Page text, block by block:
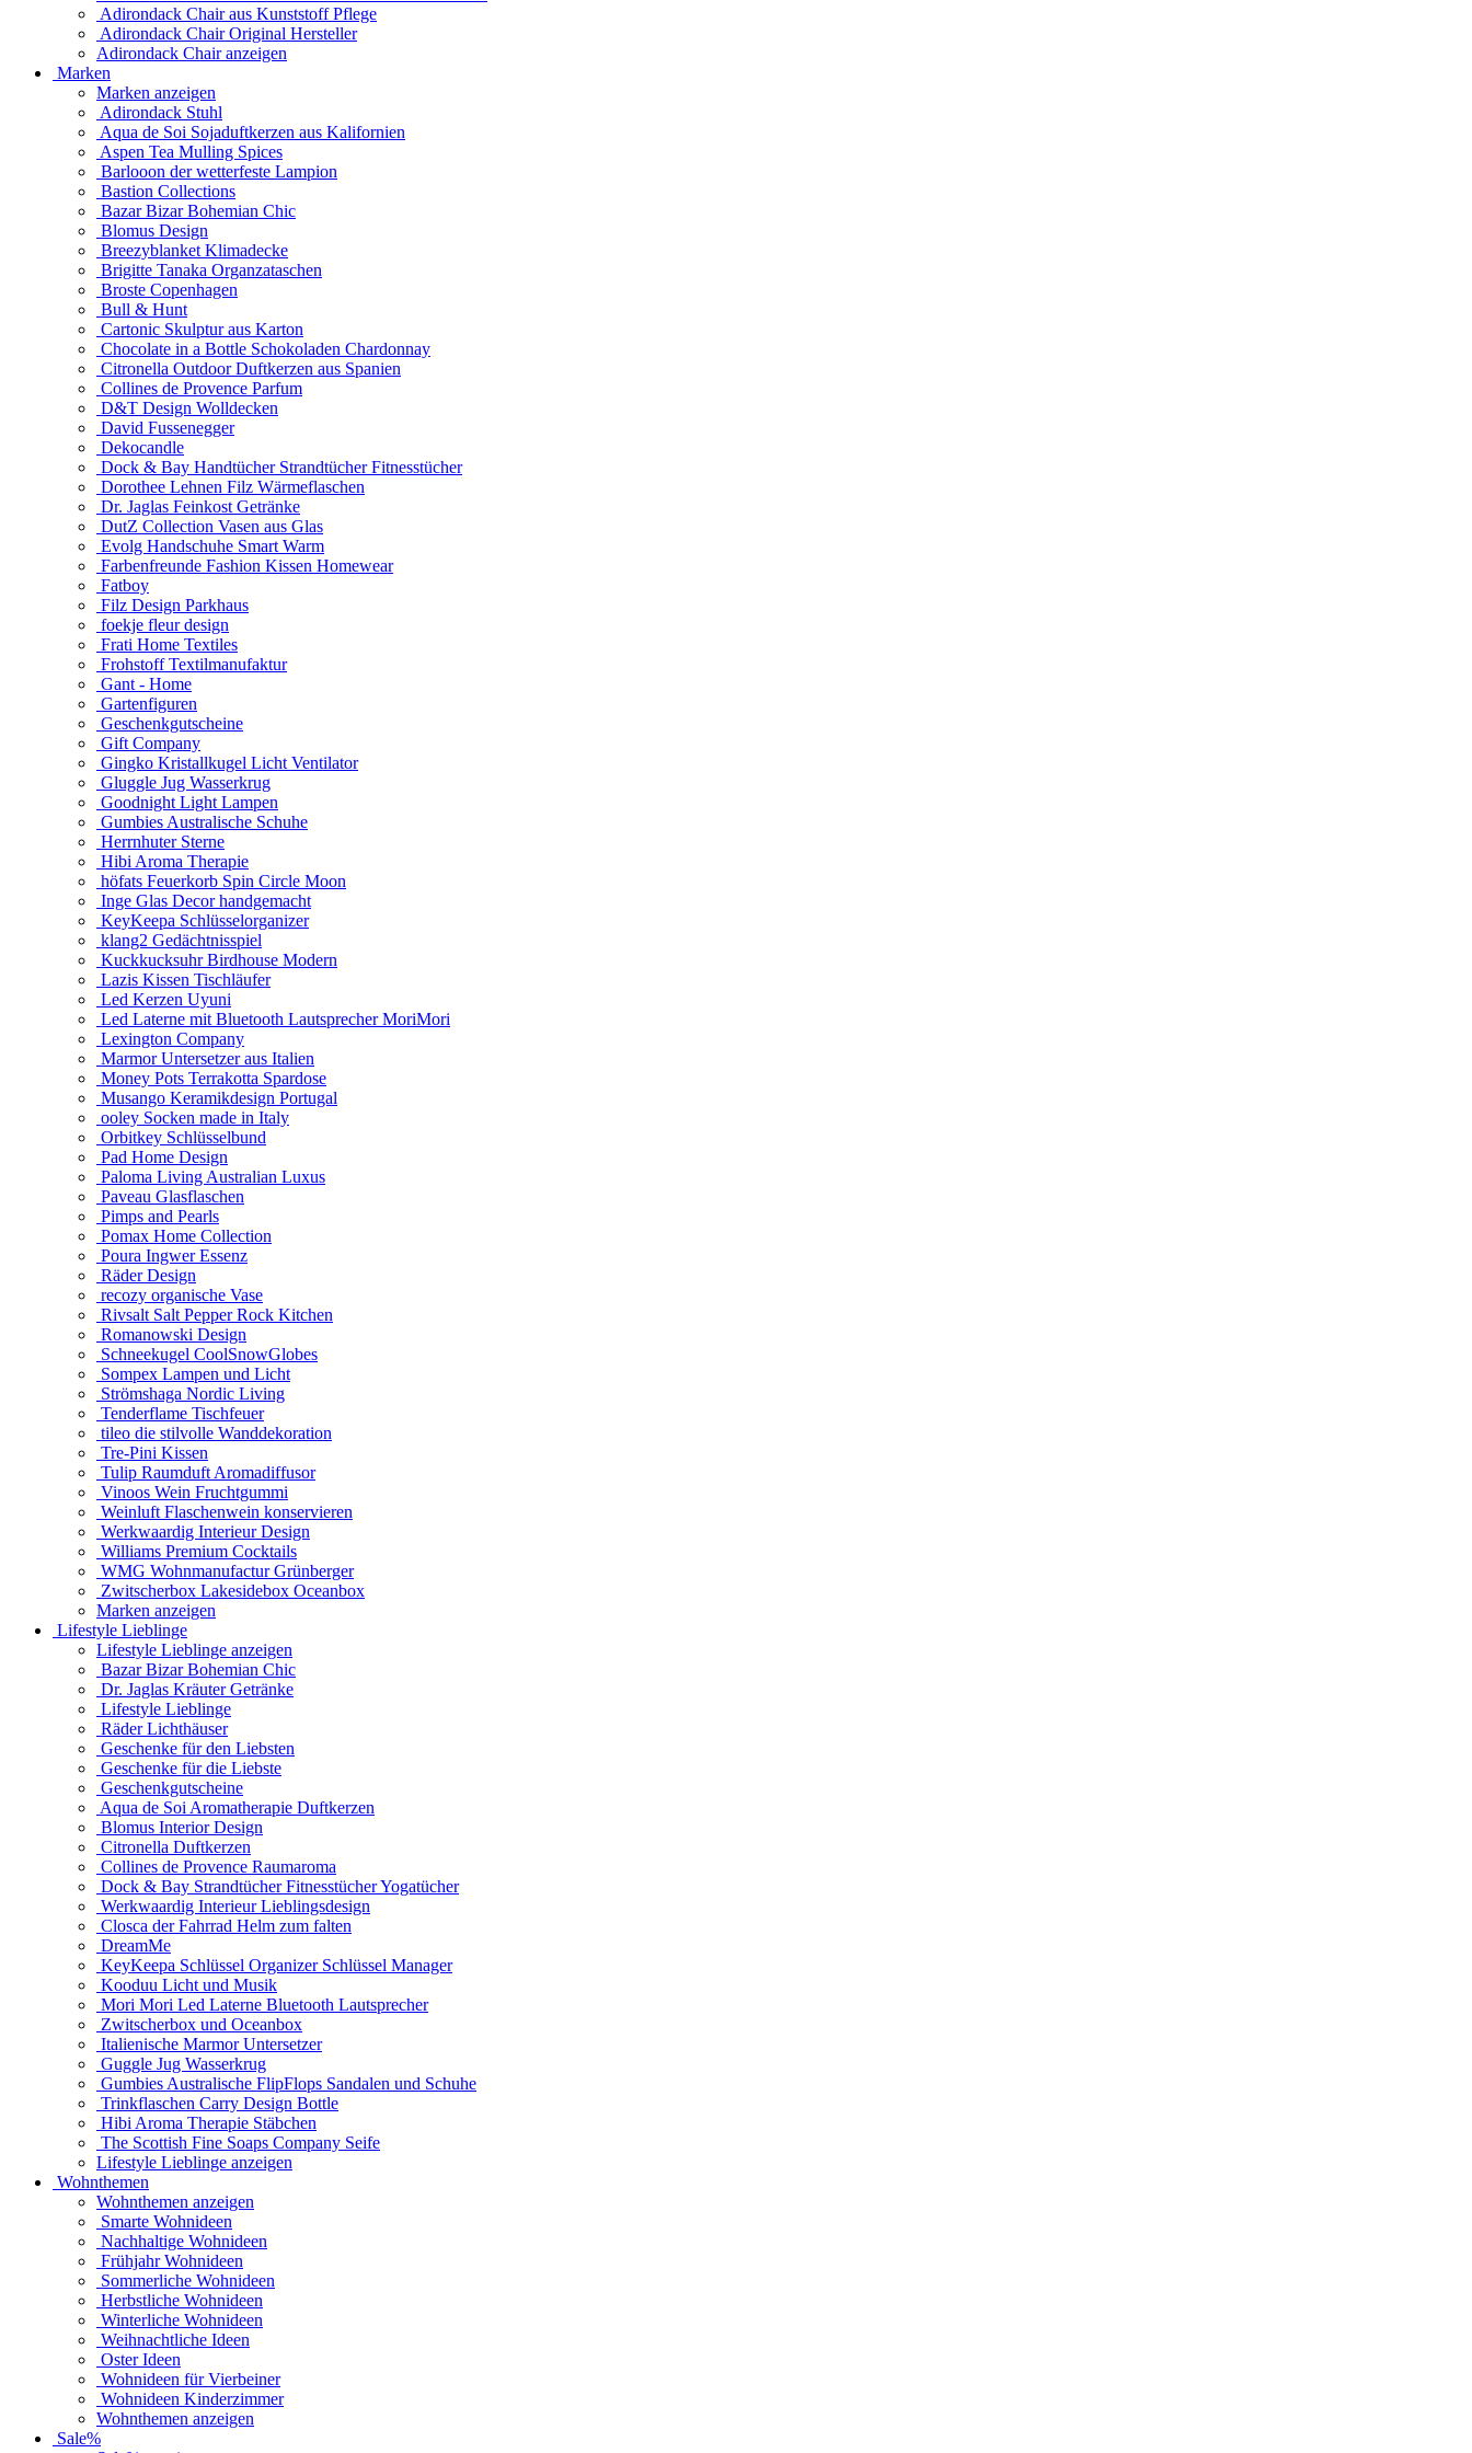
Adirondack Chair aus Kunststoff Pflege
Adirondack Chair Original Hersteller
Adirondack Chair anzeigen
Marken
Marken anzeigen
Adirondack Stuhl
Aqua de Soi Sojaduftkerzen aus Kalifornien
Aspen Tea Mulling Spices
Barlooon der wetterfeste Lampion
Bastion Collections
Bazar Bizar Bohemian Chic
Blomus Design
Breezyblanket Klimadecke
Brigitte Tanaka Organzataschen
Broste Copenhagen
Bull & Hunt
Cartonic Skulptur aus Karton
Chocolate in a Bottle Schokoladen Chardonnay
Citronella Outdoor Duftkerzen aus Spanien
Collines de Provence Parfum
D&T Design Wolldecken
David Fussenegger
Dekocandle
Dock & Bay Handtücher Strandtücher Fitnesstücher
Dorothee Lehnen Filz Wärmeflaschen
Dr. Jaglas Feinkost Getränke
DutZ Collection Vasen aus Glas
Evolg Handschuhe Smart Warm
Farbenfreunde Fashion Kissen Homewear
Fatboy
Filz Design Parkhaus
foekje fleur design
Frati Home Textiles
Frohstoff Textilmanufaktur
Gant - Home
Gartenfiguren
Geschenkgutscheine
Gift Company
Gingko Kristallkugel Licht Ventilator
Gluggle Jug Wasserkrug
Goodnight Light Lampen
Gumbies Australische Schuhe
Herrnhuter Sterne
Hibi Aroma Therapie
höfats Feuerkorb Spin Circle Moon
Inge Glas Decor handgemacht
KeyKeepa Schlüsselorganizer
klang2 Gedächtnisspiel
Kuckkucksuhr Birdhouse Modern
Lazis Kissen Tischläufer
Led Kerzen Uyuni
Led Laterne mit Bluetooth Lautsprecher MoriMori
Lexington Company
Marmor Untersetzer aus Italien
Money Pots Terrakotta Spardose
Musango Keramikdesign Portugal
ooley Socken made in Italy
Orbitkey Schlüsselbund
Pad Home Design
Paloma Living Australian Luxus
Paveau Glasflaschen
Pimps and Pearls
Pomax Home Collection
Poura Ingwer Essenz
Räder Design
recozy organische Vase
Rivsalt Salt Pepper Rock Kitchen
Romanowski Design
Schneekugel CoolSnowGlobes
Sompex Lampen und Licht
Strömshaga Nordic Living
Tenderflame Tischfeuer
tileo die stilvolle Wanddekoration
Tre-Pini Kissen
Tulip Raumduft Aromadiffusor
Vinoos Wein Fruchtgummi
Weinluft Flaschenwein konservieren
Werkwaardig Interieur Design
Williams Premium Cocktails
WMG Wohnmanufactur Grünberger
Zwitscherbox Lakesidebox Oceanbox
Marken anzeigen
Lifestyle Lieblinge
Lifestyle Lieblinge anzeigen
Bazar Bizar Bohemian Chic
Dr. Jaglas Kräuter Getränke
Lifestyle Lieblinge
Räder Lichthäuser
Geschenke für den Liebsten
Geschenke für die Liebste
Geschenkgutscheine
Aqua de Soi Aromatherapie Duftkerzen
Blomus Interior Design
Citronella Duftkerzen
Collines de Provence Raumaroma
Dock & Bay Strandtücher Fitnesstücher Yogatücher
Werkwaardig Interieur Lieblingsdesign
Closca der Fahrrad Helm zum falten
DreamMe
KeyKeepa Schlüssel Organizer Schlüssel Manager
Kooduu Licht und Musik
Mori Mori Led Laterne Bluetooth Lautsprecher
Zwitscherbox und Oceanbox
Italienische Marmor Untersetzer
Guggle Jug Wasserkrug
Gumbies Australische FlipFlops Sandalen und Schuhe
Trinkflaschen Carry Design Bottle
Hibi Aroma Therapie Stäbchen
The Scottish Fine Soaps Company Seife
Lifestyle Lieblinge anzeigen
Wohnthemen
Wohnthemen anzeigen
Smarte Wohnideen
Nachhaltige Wohnideen
Frühjahr Wohnideen
Sommerliche Wohnideen
Herbstliche Wohnideen
Winterliche Wohnideen
Weihnachtliche Ideen
Oster Ideen
Wohnideen für Vierbeiner
Wohnideen Kinderzimmer
Wohnthemen anzeigen
Sale%